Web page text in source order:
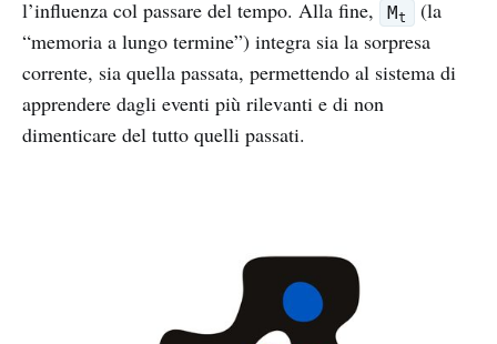
l’influenza col passare del tempo. Alla fine,
Mt
(la
“memoria a lungo termine”) integra sia la sorpresa
corrente, sia quella passata, permettendo al sistema di
apprendere dagli eventi più rilevanti e di non
dimenticare del tutto quelli passati.